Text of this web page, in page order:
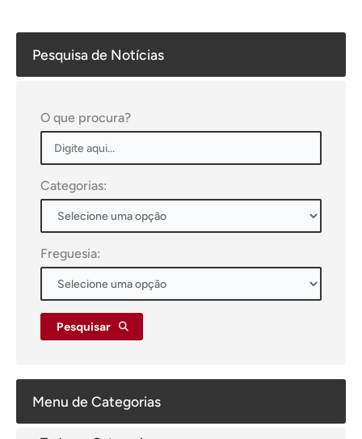
Pesquisa de Notícias
O que procura?
Categorias:
Freguesia:
Pesquisar
Menu de Categorias